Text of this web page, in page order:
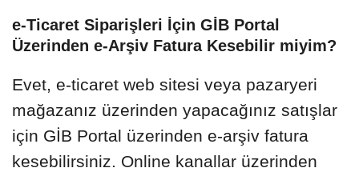
e-Ticaret Siparişleri İçin GİB Portal
Üzerinden e-Arşiv Fatura Kesebilir miyim?
Evet, e-ticaret web sitesi veya pazaryeri
mağazanız üzerinden yapacağınız satışlar
için GİB Portal üzerinden e-arşiv fatura
kesebilirsiniz. Online kanallar üzerinden